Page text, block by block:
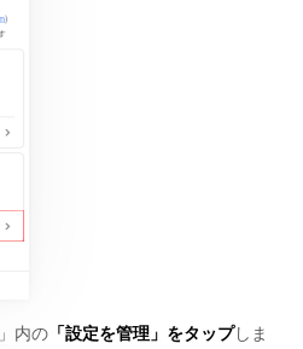
内の「設定を管理」をタップしま